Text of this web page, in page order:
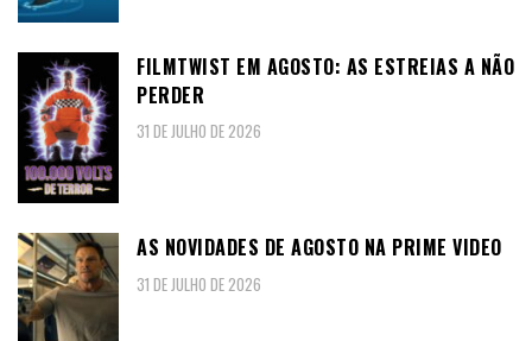
FILMTWIST EM AGOSTO: AS ESTREIAS A NÃO
PERDER
31 DE JULHO DE 2026
AS NOVIDADES DE AGOSTO NA PRIME VIDEO
31 DE JULHO DE 2026